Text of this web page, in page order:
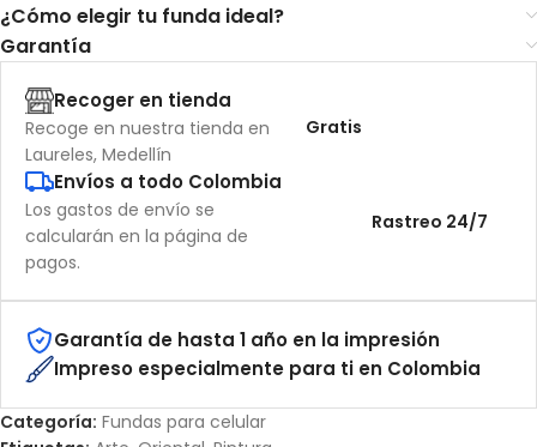
¿Cómo elegir tu funda ideal?
Garantía
Recoger en tienda
Recoge en nuestra tienda en
Laureles, Medellín
Gratis
Envíos a todo Colombia
Los gastos de envío se
calcularán en la página de
pagos.
Rastreo 24/7
Garantía de hasta 1 año en la impresión
Impreso especialmente para ti en Colombia
Categoría: Fundas para celular